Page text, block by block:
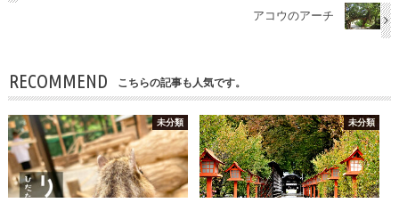
アコウのアーチ
RECOMMEND こちらの記事も人気です。
未分類 未分類